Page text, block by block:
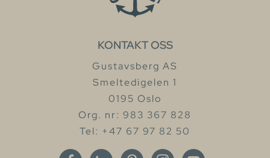
KONTAKT OSS
Gustavsberg AS
Smeltedigelen 1
0195 Oslo
Org. nr: 983 367 828
Tel: +47 67 97 82 50